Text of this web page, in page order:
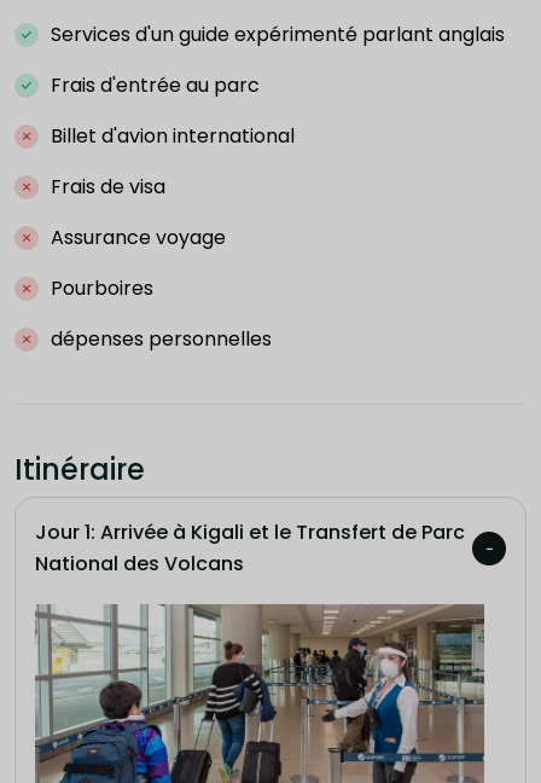
Services d'un guide expérimenté parlant anglais
Frais d'entrée au parc
Billet d'avion international
Frais de visa
Assurance voyage
Pourboires
dépenses personnelles
Itinéraire
Jour 1: Arrivée à Kigali et le Transfert de Parc
National des Volcans